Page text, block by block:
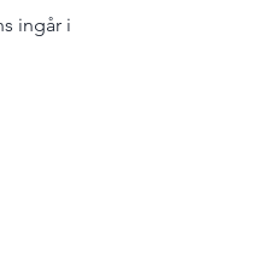
ingår i